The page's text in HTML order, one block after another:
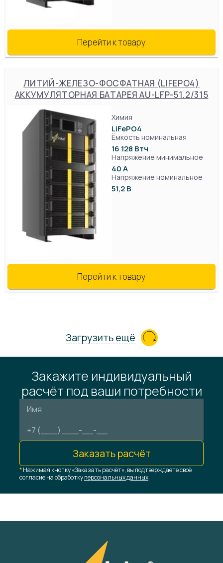
Перейти к товару
ЛИТИЙ-ЖЕЛЕЗО-ФОСФАТНАЯ (LIFEPO4)
АККУМУЛЯТОРНАЯ БАТАРЕЯ AU-LFP-51.2/315
Химия
LiFePO4
Ёмкость номинальная
16 128 Втч
Напряжение минимальное
40 А
Напряжение номинальное
51,2 В
Перейти к товару
Загрузить ещё
Закажите индивидуальный
расчёт под ваши потребности
Заказать расчёт
*Нажимая кнопку «Заказать расчёт», вы подтверждаете своё
согласие на обработкуперсональных данных